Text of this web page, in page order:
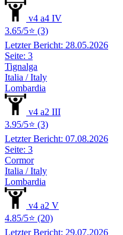
v4 a4 IV
3.65/5⭐ (3)
Letzter Bericht: 28.05.2026
Seite: 3
Tignalga
Italia / Italy
Lombardia
v4 a2 III
3.95/5⭐ (3)
Letzter Bericht: 07.08.2026
Seite: 3
Cormor
Italia / Italy
Lombardia
v4 a2 V
4.85/5⭐ (20)
Letzter Bericht: 29.07.2026